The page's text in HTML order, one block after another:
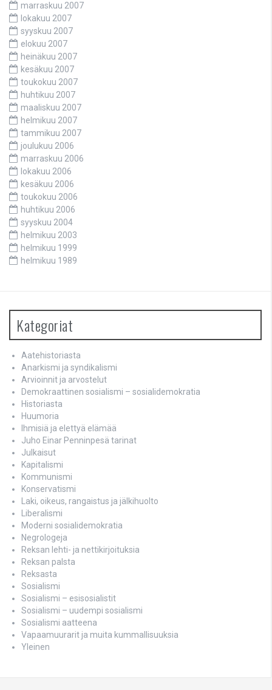
marraskuu 2007
lokakuu 2007
syyskuu 2007
elokuu 2007
heinäkuu 2007
kesäkuu 2007
toukokuu 2007
huhtikuu 2007
maaliskuu 2007
helmikuu 2007
tammikuu 2007
joulukuu 2006
marraskuu 2006
lokakuu 2006
kesäkuu 2006
toukokuu 2006
huhtikuu 2006
syyskuu 2004
helmikuu 2003
helmikuu 1999
helmikuu 1989
Kategoriat
Aatehistoriasta
Anarkismi ja syndikalismi
Arvioinnit ja arvostelut
Demokraattinen sosialismi – sosialidemokratia
Historiasta
Huumoria
Ihmisiä ja elettyä elämää
Juho Einar Penninpesä tarinat
Julkaisut
Kapitalismi
Kommunismi
Konservatismi
Laki, oikeus, rangaistus ja jälkihuolto
Liberalismi
Moderni sosialidemokratia
Negrologeja
Reksan lehti- ja nettikirjoituksia
Reksan palsta
Reksasta
Sosialismi
Sosialismi – esisosialistit
Sosialismi – uudempi sosialismi
Sosialismi aatteena
Vapaamuurarit ja muita kummallisuuksia
Yleinen